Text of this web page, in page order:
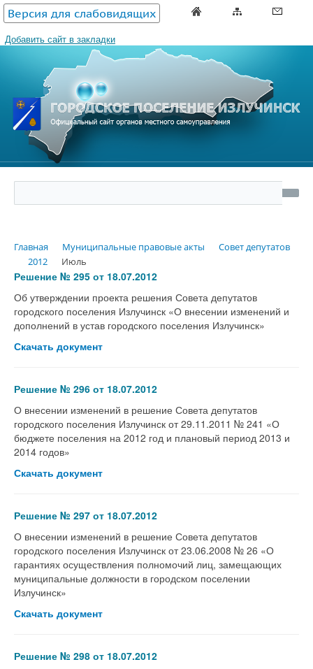
Версия для слабовидящих
Добавить сайт в закладки
Главная Муниципальные правовые акты
Совет депутатов
2012
Июль
Решение № 295 от 18.07.2012
Об утверждении проекта решения Совета депутатов
городского поселения Излучинск «О внесении изменений и
дополнений в устав городского поселения Излучинск»
Скачать документ
Решение № 296 от 18.07.2012
О внесении изменений в решение Совета депутатов
городского поселения Излучинск от 29.11.2011 № 241 «О
бюджете поселения на 2012 год и плановый период 2013 и
2014 годов»
Скачать документ
Решение № 297 от 18.07.2012
О внесении изменений в решение Совета депутатов
городского поселения Излучинск от 23.06.2008 № 26 «О
гарантиях осуществления полномочий лиц, замещающих
муниципальные должности в городском поселении
Излучинск»
Скачать документ
Решение № 298 от 18.07.2012